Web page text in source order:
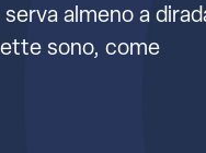
almeno a
sono, come